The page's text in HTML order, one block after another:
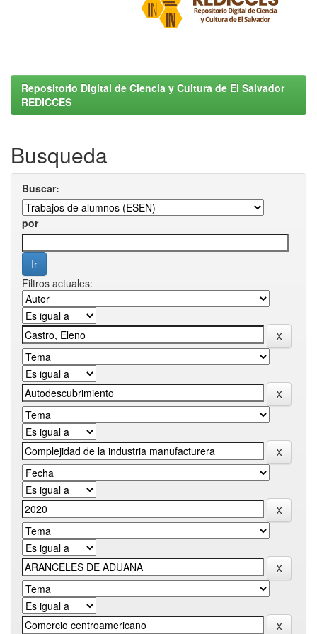
Repositorio Digital de Ciencia y Cultura de El Salvador
REDICCES
Busqueda
Buscar:
por
Filtros actuales: